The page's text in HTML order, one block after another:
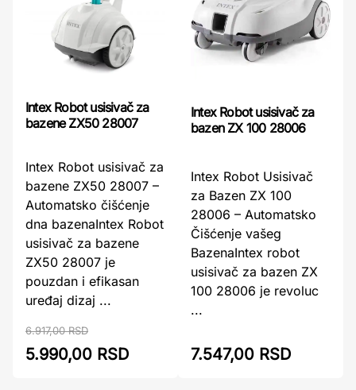
Intex Robot usisivač za
bazene ZX50 28007
Intex Robot usisivač za
bazene ZX50 28007 –
Automatsko čišćenje
dna bazenaIntex Robot
usisivač za bazene
ZX50 28007 je
pouzdan i efikasan
uređaj dizaj ...
6.917,00 RSD
5.990,00 RSD
Intex Robot usisivač za
bazen ZX 100 28006
Intex Robot Usisivač
za Bazen ZX 100
28006 – Automatsko
Čišćenje vašeg
BazenaIntex robot
usisivač za bazen ZX
100 28006 je revoluc
...
7.547,00 RSD